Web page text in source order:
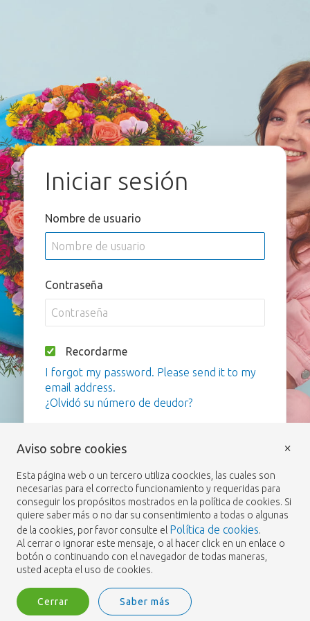
Iniciar sesión
Nombre de usuario
Contraseña
Recordarme
I forgot my password. Please send it to my
email address.
¿Olvidó su número de deudor?
Aviso sobre cookies
Esta página web o un tercero utiliza coockies, las cuales son
necesarias para el correcto funcionamiento y requeridas para
conseguir los propósitos mostrados en la política de cookies. Si
quiere saber más o no dar su consentimiento a todas o algunas
de la cookies, por favor consulte el Política de cookies.
Al cerrar o ignorar este mensaje, o al hacer click en un enlace o
botón o continuando con el navegador de todas maneras,
usted acepta el uso de cookies.
Cerrar Saber más
×